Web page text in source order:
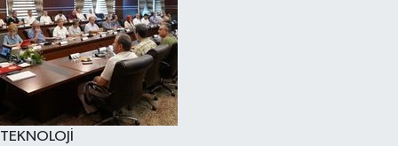
TEKNOLOJİ